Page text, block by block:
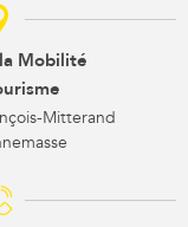
Mobilité
Mitterand